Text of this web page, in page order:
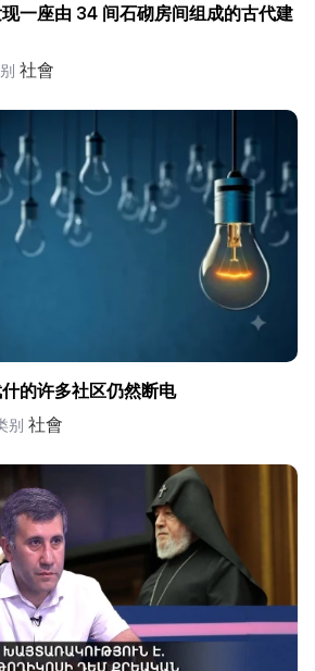
一座由 34 间石砌房间组成的古代建
社會
的许多社区仍然断电
别 社會